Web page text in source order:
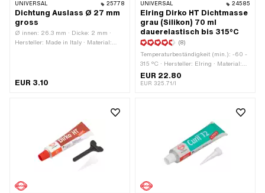
UNIVERSAL 25778
Dichtung Auslass Ø 27 mm
gross
Ø innen: 26.3 mm · Dicke: 2 mm ·
Hersteller: Made in Italy · Material:
44 mm · Anzahl Befestigungspunkte:
EUR 3.10
UNIVERSAL 24585
Elring Dirko HT Dichtmasse
grau (Silikon) 70 ml
dauerelastisch bis 315°C
(8)
Temperaturbeständigkeit (min.): -60 -
315 °C · Hersteller: Elring · Material:
Silikon · Inhalt: 70 ml · Farbe: grau ·
Gefahrenhinweis: Schädigt die Organe
EUR 22.80
EUR 325.71/l